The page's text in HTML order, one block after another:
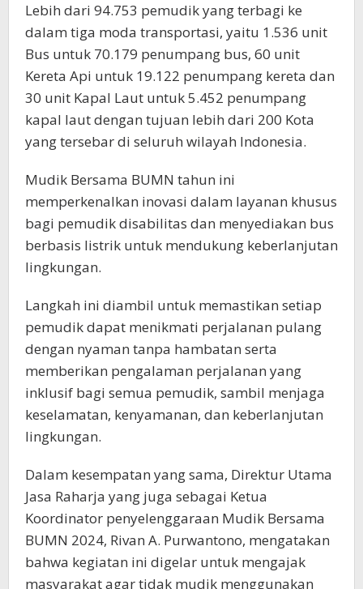
Lebih dari 94.753 pemudik yang terbagi ke
dalam tiga moda transportasi, yaitu 1.536 unit
Bus untuk 70.179 penumpang bus, 60 unit
Kereta Api untuk 19.122 penumpang kereta dan
30 unit Kapal Laut untuk 5.452 penumpang
kapal laut dengan tujuan lebih dari 200 Kota
yang tersebar di seluruh wilayah Indonesia.
Mudik Bersama BUMN tahun ini
memperkenalkan inovasi dalam layanan khusus
bagi pemudik disabilitas dan menyediakan bus
berbasis listrik untuk mendukung keberlanjutan
lingkungan.
Langkah ini diambil untuk memastikan setiap
pemudik dapat menikmati perjalanan pulang
dengan nyaman tanpa hambatan serta
memberikan pengalaman perjalanan yang
inklusif bagi semua pemudik, sambil menjaga
keselamatan, kenyamanan, dan keberlanjutan
lingkungan.
Dalam kesempatan yang sama, Direktur Utama
Jasa Raharja yang juga sebagai Ketua
Koordinator penyelenggaraan Mudik Bersama
BUMN 2024, Rivan A. Purwantono, mengatakan
bahwa kegiatan ini digelar untuk mengajak
masyarakat agar tidak mudik menggunakan